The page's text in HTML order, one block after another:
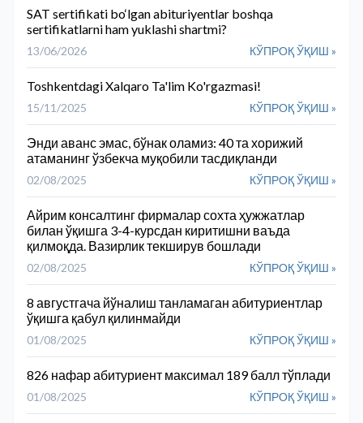
SAT sertifikati bo‘lgan abituriyentlar boshqa
sertifikatlarni ham yuklashi shartmi?
13/06/2026 КЎПРОҚ ЎҚИШ »
Toshkentdagi Xalqaro Ta'lim Ko'rgazmasi!
15/11/2025 КЎПРОҚ ЎҚИШ »
Энди аванс эмас, бўнак оламиз: 40 та хорижий
атаманинг ўзбекча муқобили тасдиқланди
02/08/2025 КЎПРОҚ ЎҚИШ »
Айрим консалтинг фирмалар сохта ҳужжатлар
билан ўқишга 3-4-курсдан киритишни ваъда
қилмоқда. Вазирлик текширув бошлади
02/08/2025 КЎПРОҚ ЎҚИШ »
8 августгача йўналиш танламаган абитуриентлар
ўқишга қабул қилинмайди
01/08/2025 КЎПРОҚ ЎҚИШ »
826 нафар абитуриент максимал 189 балл тўплади
01/08/2025 КЎПРОҚ ЎҚИШ »